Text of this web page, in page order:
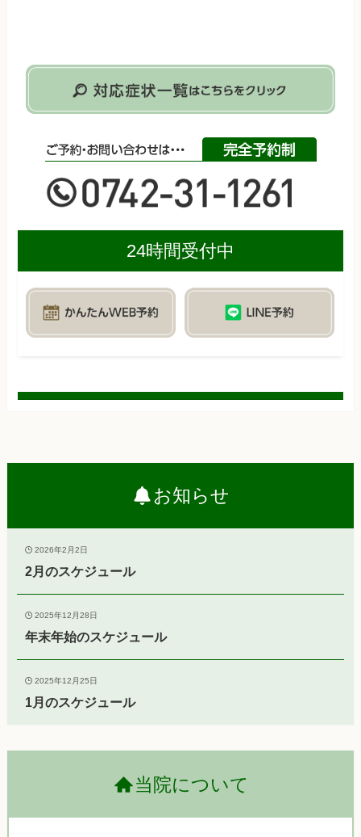
24時間受付中
お知らせ
2026年2月2日
2月のスケジュール
2025年12月28日
年末年始のスケジュール
2025年12月25日
1月のスケジュール
当院について